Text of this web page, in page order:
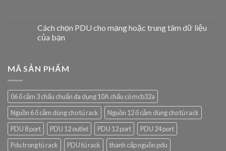
Cách chọn PDU cho mạng hoặc trung tâm dữ liệu
của bạn
MÃ SẢN PHẨM
06 ổ cắm 3 chấu chuẩn đa dụng 10A chấu có mcb32a
Nguồn 6 ổ cắm dùng cho tủ rack
Nguồn 12 ổ cắm dùng cho tủ rack
PDU 8 port
PDU 12 outlet PDU 12 port
PDU 24 port
Pdu trong tủ rack
PDU tủ rack
thanh cấp nguồn pdu